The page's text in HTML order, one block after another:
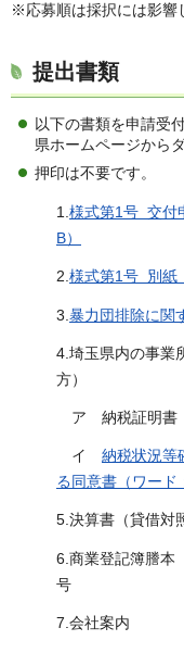
※応募順は採択には影響
提出書類
以下の書類を申請受
県ホームページから
押印は不要です。
1.様式第1号 交付
B）
2.様式第1号 別紙
3. 暴力団排除に関
4.埼玉県内の事業
方）
ア 納税証明書
イ 納税状況等
る同意書（ワード
5.決算書（貸借対
6.商業登記簿謄本
号
7.会社案内